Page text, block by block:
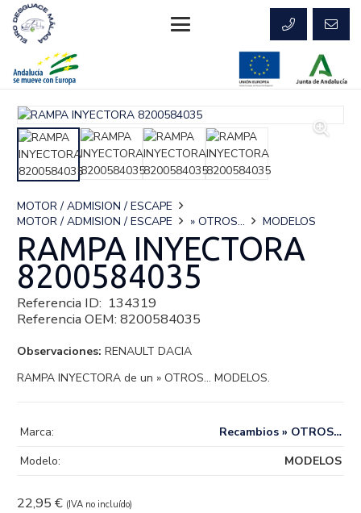
MOTOR / ADMISION / ESCAPE
MOTOR / ADMISION / ESCAPE
» OTROS... MODELOS
RAMPA INYECTORA
8200584035
Referencia ID: 134319
Referencia OEM: 8200584035
Observaciones: RENAULT DACIA
RAMPA INYECTORA de un » OTROS… MODELOS.
22,95 € (IVA no incluído)
Marca:
Recambios » OTROS…
Modelo:
MODELOS